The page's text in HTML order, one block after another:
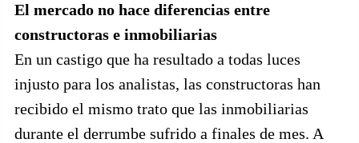
El mercado no hace diferencias entre
constructoras e inmobiliarias
En un castigo que ha resultado a todas luces
injusto para los analistas, las constructoras han
recibido el mismo trato que las inmobiliarias
durante el derrumbe sufrido a finales de mes. A